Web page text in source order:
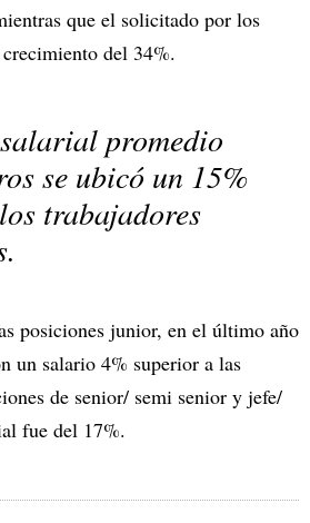
que el solicitado por los
del 34%.
promedio
se ubicó un 15%
trabajadores
posiciones junior, en el último año
un salario 4% superior a las
de senior/ semi senior y jefe/
fue del 17%.